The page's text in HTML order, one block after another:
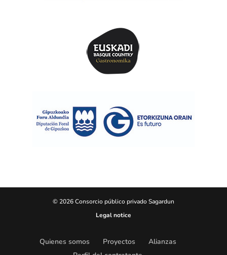
© 2026 Consorcio público privado Sagardun
Legal notice
Quienes somos Proyectos
Alianzas